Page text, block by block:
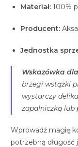
Materiał: 100%
Producent: Aksa
Jednostka
Wskazówka
brzegi wstążki
wystarczy
zapalniczką lub
Wprowadź magię
potrzebną długość